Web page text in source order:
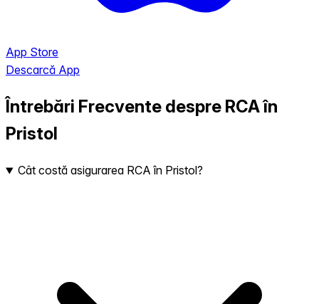
App Store
Descarcă App
Întrebări Frecvente despre RCA în
Pristol
Cât costă asigurarea RCA în Pristol?